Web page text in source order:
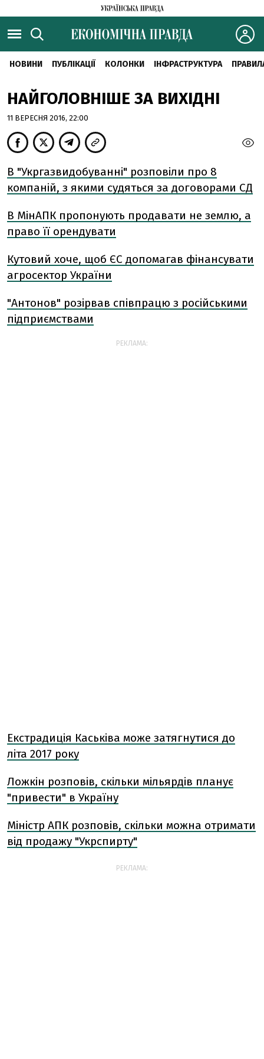
НОВИНИ ПУБЛІКАЦІЇ КОЛОНКИ ІНФРАСТРУКТУРА
НАЙГОЛОВНІШЕ ЗА ВИХІДНІ
11 ВЕРЕСНЯ 2016, 22:00
В "Укргазвидобуванні" розповіли про 8
компаній, з якими судяться за договорами СД
В МінАПК пропонують продавати не землю, а
право її орендувати
Кутовий хоче, щоб ЄС допомагав фінансувати
агросектор України
"Антонов" розірвав співпрацю з російськими
підприємствами
РЕКЛАМА:
Екстрадиція Каськіва може затягнутися до
літа 2017 року
Ложкін розповів, скільки мільярдів планує
"привести" в Україну
Міністр АПК розповів, скільки можна отримати
від продажу "Укрспирту"
РЕКЛАМА: